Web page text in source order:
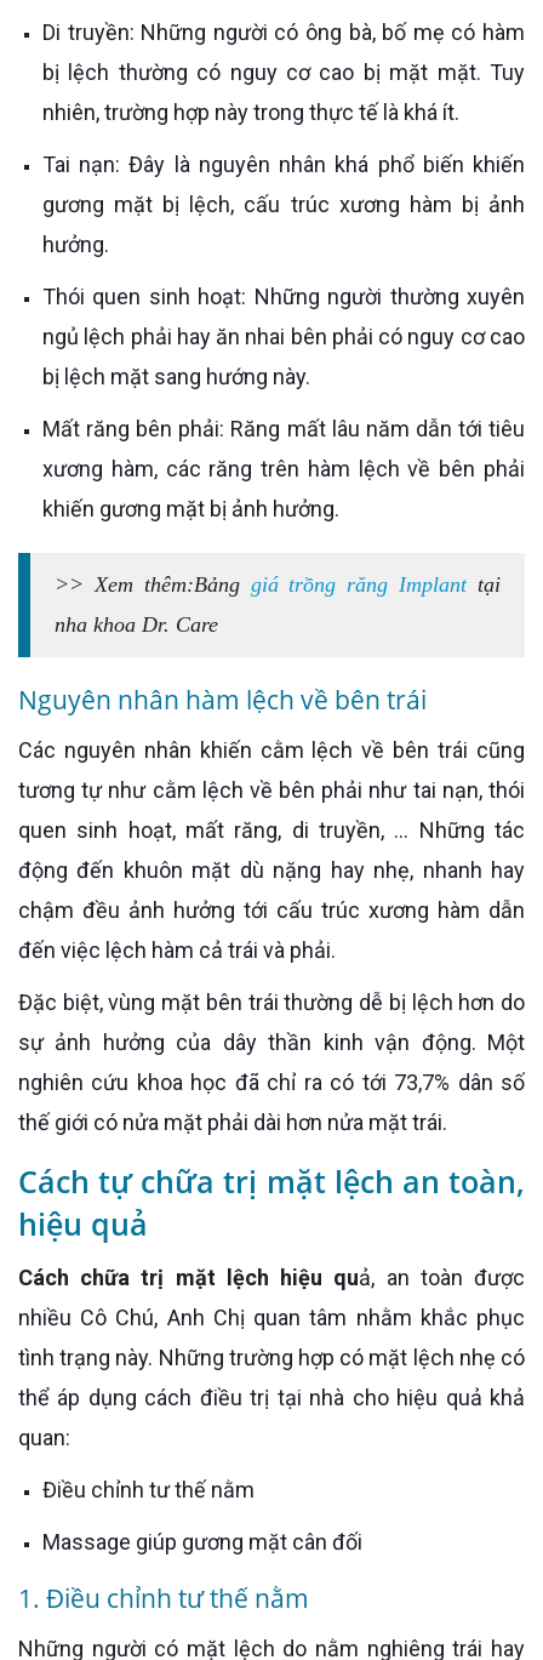
Di truyền: Những người có ông bà, bố mẹ có hàm
bị lệch thường có nguy cơ cao bị mặt mặt. Tuy
nhiên, trường hợp này trong thực tế là khá ít.
Tai nạn: Đây là nguyên nhân khá phổ biến khiến
gương mặt bị lệch, cấu trúc xương hàm bị ảnh
hưởng.
Thói quen sinh hoạt: Những người thường xuyên
ngủ lệch phải hay ăn nhai bên phải có nguy cơ cao
bị lệch mặt sang hướng này.
Mất răng bên phải: Răng mất lâu năm dẫn tới tiêu
xương hàm, các răng trên hàm lệch về bên phải
khiến gương mặt bị ảnh hưởng.
>> Xem thêm:Bảng giá trồng răng Implanttại
nha khoa Dr. Care
Nguyên nhân hàm lệch về bên trái
Các nguyên nhân khiến cằm lệch về bên trái cũng
tương tự như cằm lệch về bên phải như tai nạn, thói
quen sinh hoạt, mất răng, di truyền, … Những tác
động đến khuôn mặt dù nặng hay nhẹ, nhanh hay
chậm đều ảnh hưởng tới cấu trúc xương hàm dẫn
đến việc lệch hàm cả trái và phải.
Đặc biệt, vùng mặt bên trái thường dễ bị lệch hơn do
sự ảnh hưởng của dây thần kinh vận động. Một
nghiên cứu khoa học đã chỉ ra có tới 73,7% dân số
thế giới có nửa mặt phải dài hơn nửa mặt trái.
Cách tự chữa trị mặt lệch an toàn,
hiệu quả
Cách chữa trị mặt lệch hiệu quả, an toàn được
nhiều Cô Chú, Anh Chị quan tâm nhằm khắc phục
tình trạng này. Những trường hợp có mặt lệch nhẹ có
thể áp dụng cách điều trị tại nhà cho hiệu quả khả
quan:
Điều chỉnh tư thế nằm
Massage giúp gương mặt cân đối
1. Điều chỉnh tư thế nằm
Những người có mặt lệch do nằm nghiêng trái hay